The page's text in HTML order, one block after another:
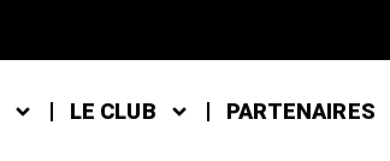
LE CLUB PARTENAIRES